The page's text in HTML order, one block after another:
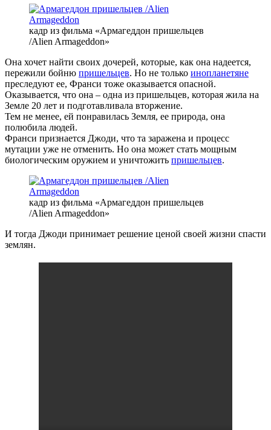
кадр из фильма «Армагеддон пришельцев
/Alien Armageddon»
Она хочет найти своих дочерей, которые, как она надеется,
пережили бойню пришельцев. Но не только инопланетяне
преследуют ее, Франси тоже оказывается опасной.
Оказывается, что она – одна из пришельцев, которая жила на
Земле 20 лет и подготавливала вторжение.
Тем не менее, ей понравилась Земля, ее природа, она
полюбила людей.
Франси признается Джоди, что та заражена и процесс
мутации уже не отменить. Но она может стать мощным
биологическим оружием и уничтожить пришельцев.
кадр из фильма «Армагеддон пришельцев
/Alien Armageddon»
И тогда Джоди принимает решение ценой своей жизни спасти
землян.